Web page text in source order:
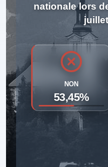
nationale lors
NON
53,45%